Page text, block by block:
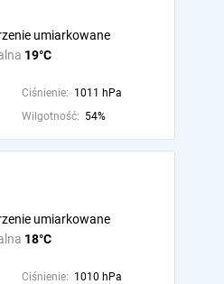
19°C
umiarkowane
Ciśnienie: 1011 hPa
Wilgotność: 54%
18°C
umiarkowane
Ciśnienie: 1010 hPa